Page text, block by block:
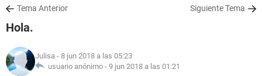
SALUD
NUTRICIÓN
Tema Anterior Siguiente Tema
Hola.
Julisa - 8 jun 2018 a las 05:23
usuario anónimo - 9 jun 2018 a las 01:21